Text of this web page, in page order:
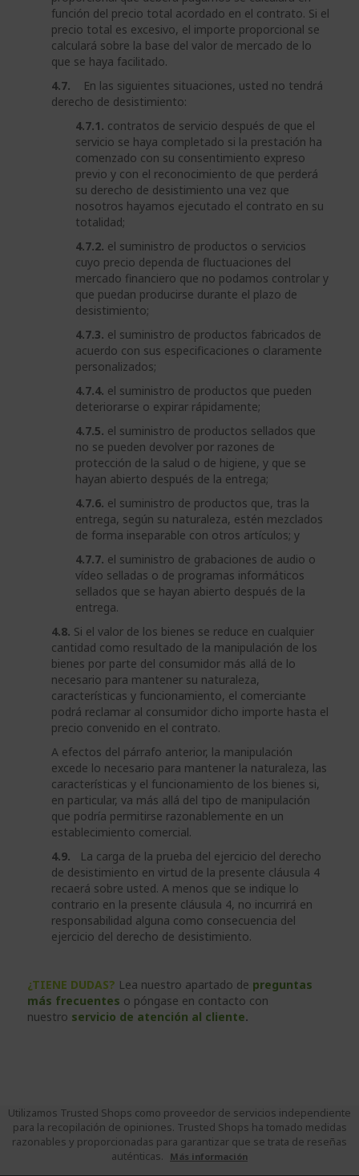
función del precio total acordado en el contrato. Si el
precio total es excesivo, el importe proporcional se
calculará sobre la base del valor de mercado de lo
que se haya facilitado.
4.7.
En las siguientes situaciones, usted no tendrá
derecho de desistimiento:
4.7.1. contratos de servicio después de que el
servicio se haya completado si la prestación ha
comenzado con su consentimiento expreso
previo y con el reconocimiento de que perderá
su derecho de desistimiento una vez que
nosotros hayamos ejecutado el contrato en su
totalidad;
4.7.2. el suministro de productos o servicios
cuyo precio dependa de fluctuaciones del
mercado financiero que no podamos controlar y
que puedan producirse durante el plazo de
desistimiento;
4.7.3. el suministro de productos fabricados de
acuerdo con sus especificaciones o claramente
personalizados;
4.7.4. el suministro de productos que pueden
deteriorarse o expirar rápidamente;
4.7.5. el suministro de productos sellados que
no se pueden devolver por razones de
protección de la salud o de higiene, y que se
hayan abierto después de la entrega;
4.7.6. el suministro de productos que, tras la
entrega, según su naturaleza, estén mezclados
de forma inseparable con otros artículos; y
4.7.7. el suministro de grabaciones de audio o
vídeo selladas o de programas informáticos
sellados que se hayan abierto después de la
entrega.
4.8. Si el valor de los bienes se reduce en cualquier
cantidad como resultado de la manipulación de los
bienes por parte del consumidor más allá de lo
necesario para mantener su naturaleza,
características y funcionamiento, el comerciante
podrá reclamar al consumidor dicho importe hasta el
precio convenido en el contrato.
A efectos del párrafo anterior, la manipulación
excede lo necesario para mantener la naturaleza, las
características y el funcionamiento de los bienes si,
en particular, va más allá del tipo de manipulación
que podría permitirse razonablemente en un
establecimiento comercial.
4.9.
La carga de la prueba del ejercicio del derecho
de desistimiento en virtud de la presente cláusula 4
recaerá sobre usted. A menos que se indique lo
contrario en la presente cláusula 4, no incurrirá en
responsabilidad alguna como consecuencia del
ejercicio del derecho de desistimiento.
¿TIENE DUDAS? Lea nuestro apartado de preguntas
más frecuentes o póngase en contacto con
nuestro servicio de atención al cliente.
Utilizamos Trusted Shops como proveedor de servicios independiente
para la recopilación de opiniones. Trusted Shops ha tomado medidas
razonables y proporcionadas para garantizar que se trata de reseñas
auténticas.
Más información